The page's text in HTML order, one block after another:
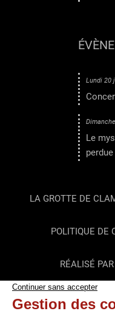
Lundi 20
Le
perdue
LA GROTTE DE
POLITIQUE DE
RÉALISÉ